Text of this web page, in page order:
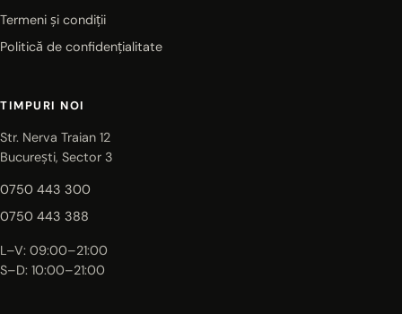
Termeni și condiții
Politică de confidențialitate
TIMPURI NOI
Str. Nerva Traian 12
București, Sector 3
0750 443 300
0750 443 388
L–V: 09:00–21:00
S–D: 10:00–21:00